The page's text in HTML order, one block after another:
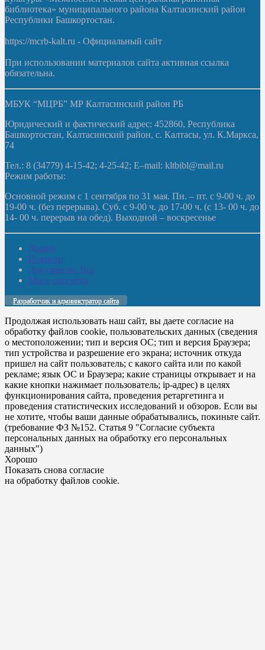
библиотека» муниципального района Калтасинский район
Республики Башкортостан.
https://mcrb-kalt.ru - Официальный сайт
При использовании материалов сайта активная ссылка
обязательна.
МБУК “МЦРБ” МР Калтасинский район РБ
Юридический и фактический адрес: 452860, Республика
Башкортостан, Калтасинский район, с. Калтасы, ул. К.Маркса,
74
Тел.: 8 (34779) 4-15-42; 4-25-42; E–mail: kltbibl@mail.ru
Режим работы:
Основной режим с 1 сентября по 31 мая. Пн. – пт. с 9-00 ч. до
19-00 ч. (без перерыва). Суб. с 9-00 ч. до 17-00 ч. (с 13- 00 ч. до
14- 00 ч. перерыв на обед). Выходной – воскресенье
Домой
Новости
Документы. Все
Мы в соцсетях
Разработчик и администратор сайта
Продолжая использовать наш сайт, вы даете согласие на
обработку файлов cookie, пользовательских данных (сведения
о местоположении; тип и версия ОС; тип и версия Браузера;
тип устройства и разрешение его экрана; источник откуда
пришел на сайт пользователь; с какого сайта или по какой
рекламе; язык ОС и Браузера; какие страницы открывает и на
какие кнопки нажимает пользователь; ip-адрес) в целях
функционирования сайта, проведения ретаргетинга и
проведения статистических исследований и обзоров. Если вы
не хотите, чтобы ваши данные обрабатывались, покиньте сайт.
(требование ФЗ №152. Статья 9 "Согласие субъекта
персональных данных на обработку его персональных
данных")
Хорошо
Показать снова согласие
на обработку файлов cookie.